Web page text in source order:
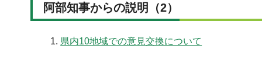
阿部知事からの説明（2）
県内10地域での意見交換について